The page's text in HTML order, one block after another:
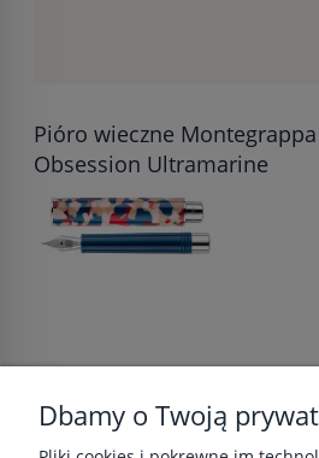
Pióro wieczne
Obsession Ultramarine
Dbamy o Twoją